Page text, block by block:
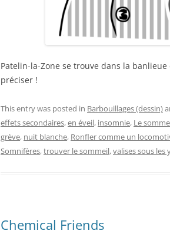
Patelin-la-Zone se trouve dans la
préciser !
This entry was posted in Barbouillages (dessin)
effets secondaires,en éveil, insomnie, Le
grève, nuit blanche, Ronfler comme un
Somnifères,trouver le sommeil,valises sous les
Chemical Friends